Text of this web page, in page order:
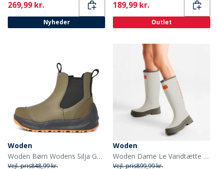
Current
269,99 kr.
Nyheder
Current
189,99 kr.
Outlet
Woden
Woden Børn Wodens Silja Gummistøvler 295 Dark Olive
Vejl. pris848,99 kr.
Woden
Woden Dame Le Vandtætte Gummestøvler 149 Stone
Vejl. pris899,99 kr.